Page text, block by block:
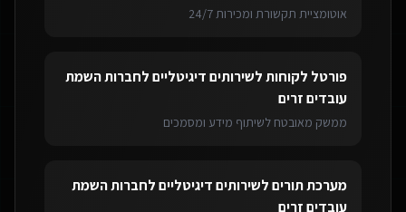
אוטומציית תקשורת ומכירות 24/7
פורטל לקוחותלשירותים דיגיטליים לחברות השמת
עובדים זרים
ממשק מאובטח לשיתוף מידע ומסמכים
מערכת תוריםלשירותים דיגיטליים לחברות השמת
עובדים זרים